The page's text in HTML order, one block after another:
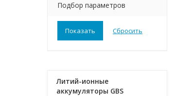
Подбор параметров
Литий-ионные
аккумуляторы GBS